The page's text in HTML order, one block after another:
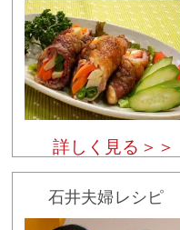
詳しく見る＞＞
石井夫婦レシピ